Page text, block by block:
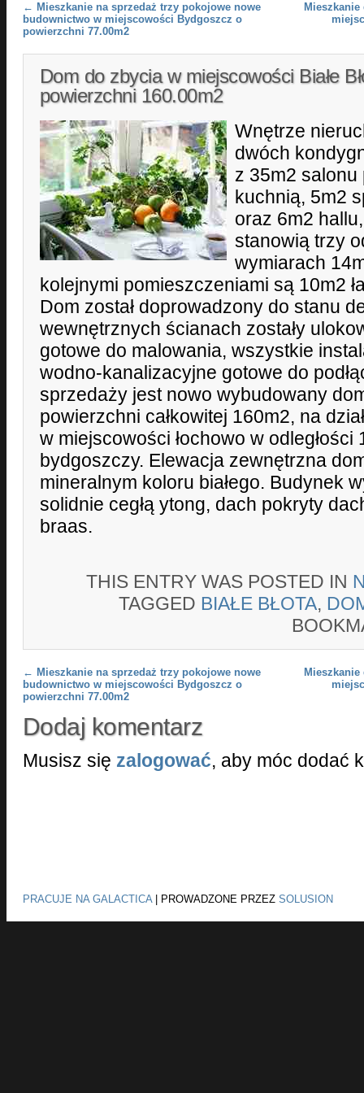
Post navigation
← Mieszkanie na sprzedaż trzy pokojowe nowe
budownictwo w miejscowości Bydgoszcz o
powierzchni 77.00m2
Dom do zbycia w miejscowości Białe
powierzchni 160.00m2
Wnętrze
dwóch
z 35m2 salonu
kuchnią, 5m2
oraz 6m2
stanowią trzy
wymiarach
kolejnymi pomieszczeniami są 10m2
Dom został doprowadzony do stanu
wewnętrznych ścianach zostały
gotowe do malowania, wszystkie
wodno-kanalizacyjne gotowe do
sprzedaży jest nowo wybudowany
powierzchni całkowitej 160m2, na
w miejscowości łochowo w odległości
bydgoszczy. Elewacja zewnętrzna
mineralnym koloru białego. Budynek
solidnie cegłą ytong, dach pokryty
braas.
THIS ENTRY WAS POSTED IN
TAGGED BIAŁE BŁOTA,
Post navigation
← Mieszkanie na sprzedaż trzy pokojowe nowe
budownictwo w miejscowości Bydgoszcz o
powierzchni 77.00m2
Dodaj komentarz
Musisz się zalogować, aby móc dodać
PRACUJE NA GALACTICA| PROWADZONE PRZEZ SOLUSION